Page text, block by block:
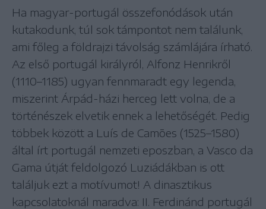
Ha magyar-portugál összefonódások után
kutakodunk, túl sok támpontot nem találunk,
ami főleg a földrajzi távolság számlájára írható.
Az első portugál királyról, Alfonz Henrikről
(1110–1185) ugyan fennmaradt egy legenda,
miszerint Árpád-házi herceg lett volna, de a
történészek elvetik ennek a lehetőségét. Pedig
többek között a Luís de Camões (1525–1580)
által írt portugál nemzeti eposzban, a Vasco da
Gama útját feldolgozó Luziádákban is ott
találjuk ezt a motívumot! A dinasztikus
kapcsolatoknál maradva: II. Ferdinánd portugál